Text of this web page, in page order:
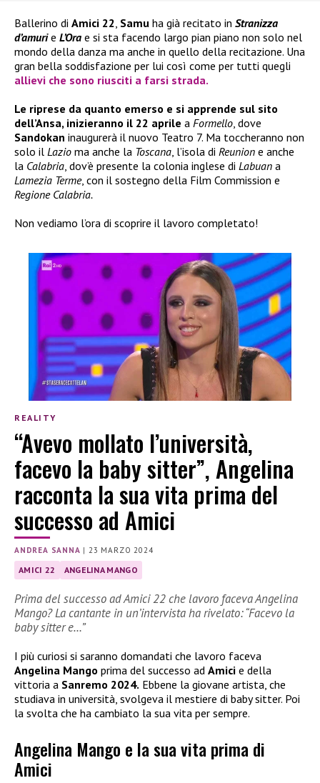
Ballerino di Amici 22, Samu ha già recitato in Stranizza
d’amurie L’Ora e si sta facendo largo pian piano non solo nel
mondo della danza ma anche in quello della recitazione. Una
gran bella soddisfazione per lui così come per tutti quegli
allievi che sono riusciti a farsi strada.
Le riprese da quanto emerso e si apprende sul sito
dell’Ansa, inizieranno il 22 aprile a Formello, dove
Sandokan inaugurerà il nuovo Teatro 7. Ma toccheranno non
solo il Lazio ma anche la Toscana, l’isola di Reunion e anche
la Calabria, dov’è presente la colonia inglese di Labuan a
Lamezia Terme, con il sostegno della Film Commission e
Regione Calabria.
Non vediamo l’ora di scoprire il lavoro completato!
REALITY
“Avevo mollato l’università,
facevo la baby sitter”, Angelina
racconta la sua vita prima del
successo ad Amici
ANDREA SANNA |23 MARZO 2024
AMICI 22 ANGELINA MANGO
Prima del successo ad Amici 22 che lavoro faceva Angelina
Mango? La cantante in un’intervista ha rivelato: “Facevo la
baby sitter e…”
I più curiosi si saranno domandati che lavoro faceva
Angelina Mango prima del successo ad Amici e della
vittoria a Sanremo 2024. Ebbene la giovane artista, che
studiava in università, svolgeva il mestiere di baby sitter. Poi
la svolta che ha cambiato la sua vita per sempre.
Angelina Mango e la sua vita prima di
Amici